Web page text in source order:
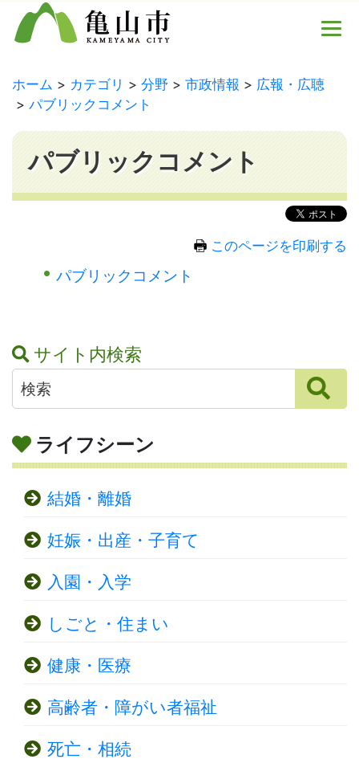
ホーム カテゴリ 分野 市政情報
広報・広聴
パブリックコメント
パブリックコメント
このページを印刷する
パブリックコメント
サイト内検索
ライフシーン
結婚・離婚
妊娠・出産・子育て
入園・入学
しごと・住まい
健康・医療
高齢者・障がい者福祉
死亡・相続